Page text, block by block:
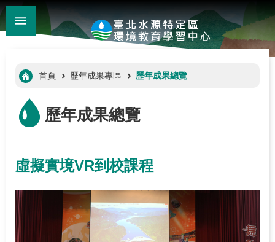
跳到主要內容區塊
搜
:::
首頁 歷年成果專區 歷年成果總覽
歷年成果總覽
虛擬實境VR到校課程